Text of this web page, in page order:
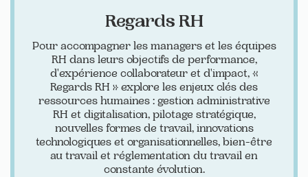
Regards RH
Pour accompagner les managers et les équipes
RH dans leurs objectifs de performance,
d'expérience collaborateur et d'impact, «
Regards RH » explore les enjeux clés des
ressources humaines : gestion administrative
RH et digitalisation, pilotage stratégique,
nouvelles formes de travail, innovations
technologiques et organisationnelles, bien-être
au travail et réglementation du travail en
constante évolution.